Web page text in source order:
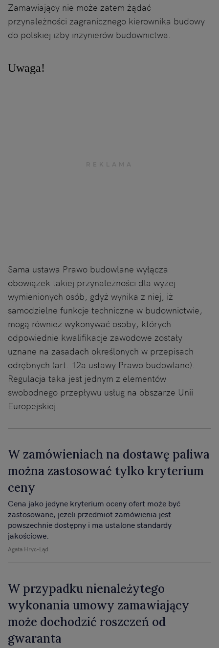
Zamawiający nie może zatem żądać
przynależności zagranicznego kierownika budowy
do polskiej izby inżynierów budownictwa.
Uwaga!
Sama ustawa Prawo budowlane wyłącza
obowiązek takiej przynależności dla wyżej
wymienionych osób, gdyż wynika z niej, iż
samodzielne funkcje techniczne w budownictwie,
mogą również wykonywać osoby, których
odpowiednie kwalifikacje zawodowe zostały
uznane na zasadach określonych w przepisach
odrębnych (art. 12a ustawy Prawo budowlane).
Regulacja taka jest jednym z elementów
swobodnego przepływu usług na obszarze Unii
Europejskiej.
W zamówieniach na dostawę paliwa
można zastosować tylko kryterium
ceny
Agata Hryc-Ląd
Cena jako jedyne kryterium oceny ofert może być
zastosowane, jeżeli przedmiot zamówienia jest
powszechnie dostępny i ma ustalone standardy
jakościowe.
W przypadku nienależytego
wykonania umowy zamawiający
może dochodzić roszczeń od
gwaranta